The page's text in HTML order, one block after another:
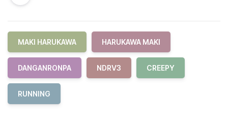
MAKI HARUKAWA HARUKAWA MAKI
DANGANRONPA NDRV3 CREEPY
RUNNING